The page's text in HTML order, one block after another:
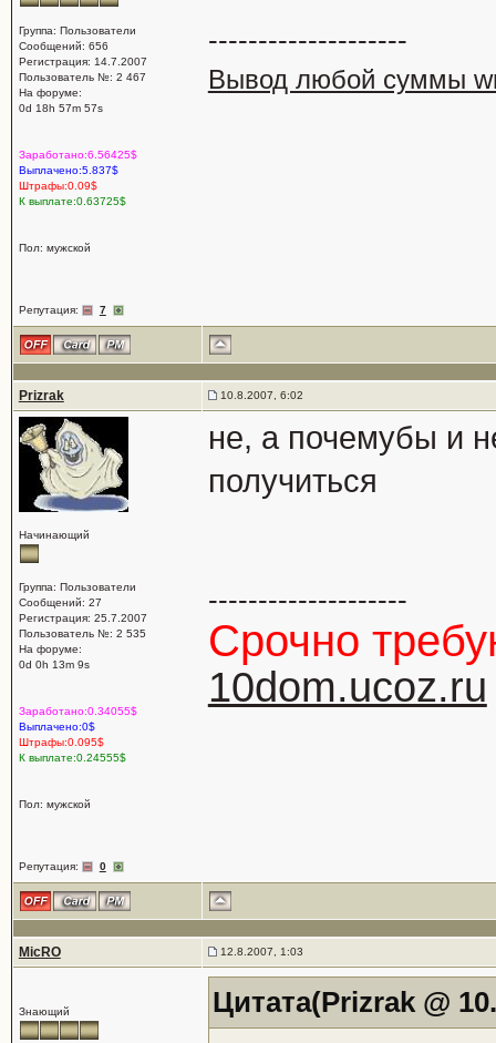
Группа: Пользователи
Сообщений: 656
Регистрация: 14.7.2007
Пользователь №: 2 467
На форуме:
0d 18h 57m 57s
Заработано:6.56425$
Выплачено:5.837$
Штрафы:0.09$
К выплате:0.63725$
Пол: мужской
Репутация: 7
--------------------
Вывод любой суммы
Prizrak 10.8.2007, 6:02
Начинающий
Группа: Пользователи
Сообщений: 27
Регистрация: 25.7.2007
Пользователь №: 2 535
На форуме:
0d 0h 13m 9s
Заработано:0.34055$
Выплачено:0$
Штрафы:0.095$
К выплате:0.24555$
Пол: мужской
Репутация: 0
не, а почемубы и
получиться
--------------------
Срочно
10dom.ucoz.ru
MicRO 12.8.2007, 1:03
Знающий Цитата(Prizrak @